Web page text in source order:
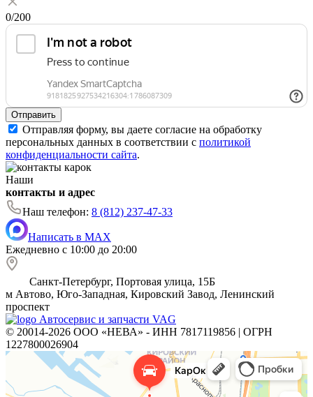
0/200
Отправить
Отправляя форму, вы даете согласие на обработку
персональных данных в соответствии с политикой
конфиденциальности сайта.
Наши
контакты и адрес
Наш телефон: 8 (812) 237-47-33
Написать в MAX
Ежедневно с 10:00 до 20:00
Санкт-Петербург, Портовая улица, 15Б
м Автово, Юго-Западная, Кировский Завод, Ленинский
проспект
Автосервис и запчасти VAG
© 20014-2026 ООО «НЕВА» - ИНН 7817119856 | ОГРН
1227800026904